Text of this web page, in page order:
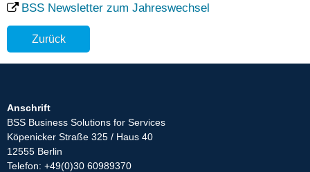
BSS Newsletter zum Jahreswechsel
Zurück
Anschrift
BSS Business Solutions for Services
Köpenicker Straße 325 / Haus 40
12555 Berlin
Telefon: +49(0)30 60989370